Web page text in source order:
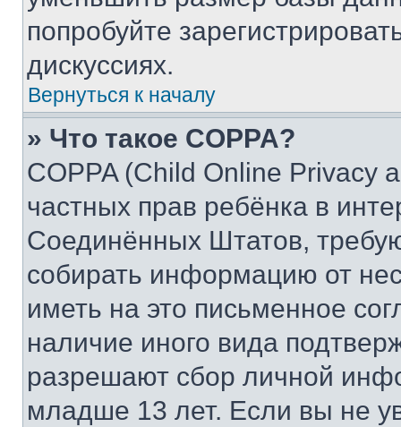
попробуйте
дискуссиях.
Вернуться к началу
» Что такое COPPA?
COPPA (Child Online Privacy
частных прав ребёнка в
Соединённых Штатов,
собирать информацию от
иметь на это письменное
наличие иного вида
разрешают сбор личной
младше 13 лет. Если вы не